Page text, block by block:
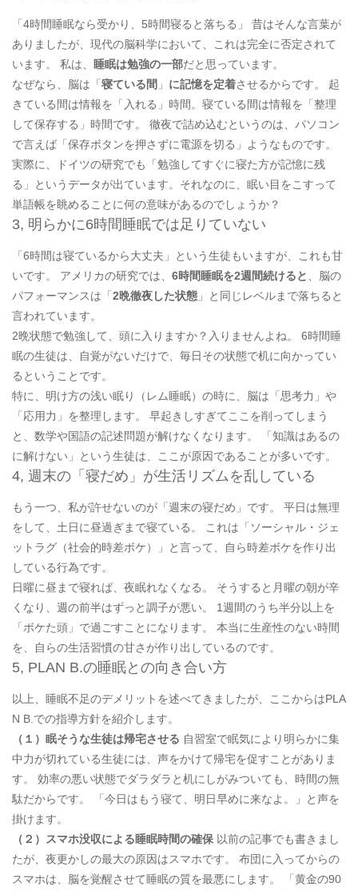
「4時間睡眠なら受かり、5時間寝ると落ちる」 昔はそんな言葉が
ありましたが、現代の脳科学において、これは完全に否定されて
います。 私は、
睡眠は勉強の一部だと思っています。
なぜなら、脳は「 寝ている間 」 に記憶を定着させるからです。 起
きている間は情報を「入れる」時間。寝ている間は情報を「整理
して保存する」時間です。 徹夜で詰め込むというのは、パソコン
で言えば「保存ボタンを押さずに電源を切る」ようなものです。
実際に、ドイツの研究でも「勉強してすぐに寝た方が記憶に残
る」というデータが出ています。それなのに、眠い目をこすって
単語帳を眺めることに何の意味があるのでしょうか？
3, 明らかに6時間睡眠では足りていない
「6時間は寝ているから大丈夫」という生徒もいますが、これも甘
いです。 アメリカの研究では、 6時間睡眠を2週間続けると
、脳の
パフォーマンスは「 2晩徹夜した状態 」と同じレベルまで落ちると
言われています。
2晩状態で勉強して、頭に入りますか？入りませんよね。 6時間睡
眠の生徒は、自覚がないだけで、毎日その状態で机に向かってい
るということです。
特に、明け方の浅い眠り（レム睡眠）の時に、脳は「思考力」や
「応用力」を整理します。 早起きしすぎてここを削ってしまう
と、数学や国語の記述問題が解けなくなります。 「知識はあるの
に解けない」という生徒は、ここが原因であることが多いです。
4, 週末の「寝だめ」が生活リズムを乱している
もう一つ、私が許せないのが「週末の寝だめ」です。 平日は無理
をして、土日に昼過ぎまで寝ている。 これは「ソーシャル・ジェ
ットラグ（社会的時差ボケ）」と言って、自ら時差ボケを作り出
している行為です。
日曜に昼まで寝れば、夜眠れなくなる。 そうすると月曜の朝が辛
くなり、週の前半はずっと調子が悪い。 1週間のうち半分以上を
「ボケた頭」で過ごすことになります。 本当に生産性のない時間
を、自らの生活習慣の甘さが作り出しているのです。
5, PLAN B.の睡眠との向き合い方
以上、睡眠不足のデメリットを述べてきましたが、ここからはPLA
N B.での指導方針を紹介します。
（１）眠そうな生徒は帰宅させる 自習室で眠気により明らかに集
中力が切れている生徒には、声をかけて帰宅を促すことがありま
す。 効率の悪い状態でダラダラと机にしがみついても、時間の無
駄だからです。 「今日はもう寝て、明日早めに来なよ。」と声を
掛けます。
（２）スマホ没収による睡眠時間の確保 以前の記事でも書きまし
たが、夜更かしの最大の原因はスマホです。 布団に入ってからの
スマホは、脳を覚醒させて睡眠の質を最悪にします。 「黄金の90